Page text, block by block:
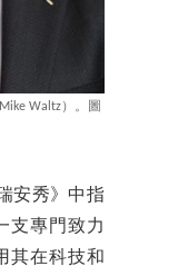
Waltz）。圖
安秀》中指
支專門致力
其在科技和